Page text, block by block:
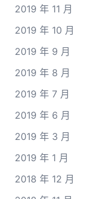
2019 年 11 月
2019 年 10 月
2019 年 9 月
2019 年 8 月
2019 年 7 月
2019 年 6 月
2019 年 3 月
2019 年 1 月
2018 年 12 月